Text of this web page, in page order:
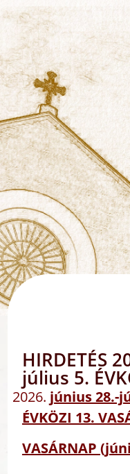
HIRDETÉS
július 5.
június 28.-
ÉVKÖZI 13.
VASÁRNAP